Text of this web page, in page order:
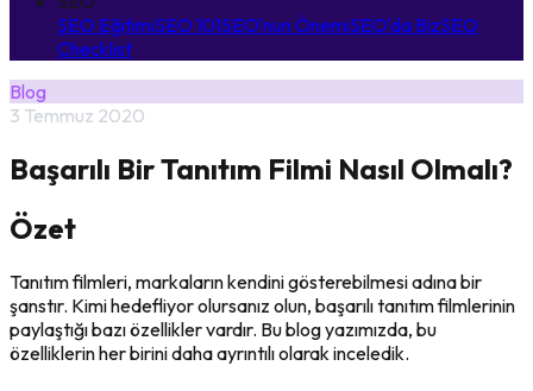
SEO EğitimiSEO 101SEO'nun ÖnemiSEO'da BizSEO
Checklist
Blog
3 Temmuz 2020
Başarılı Bir Tanıtım Filmi Nasıl Olmalı?
Özet
Tanıtım filmleri, markaların kendini gösterebilmesi adına bir
şanstır. Kimi hedefliyor olursanız olun, başarılı tanıtım filmlerinin
paylaştığı bazı özellikler vardır. Bu blog yazımızda, bu
özelliklerin her birini daha ayrıntılı olarak inceledik.